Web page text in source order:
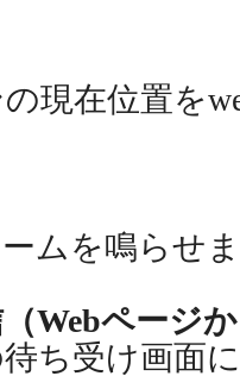
現在位置を
ムを鳴らせ
Webページ
ち受け画面